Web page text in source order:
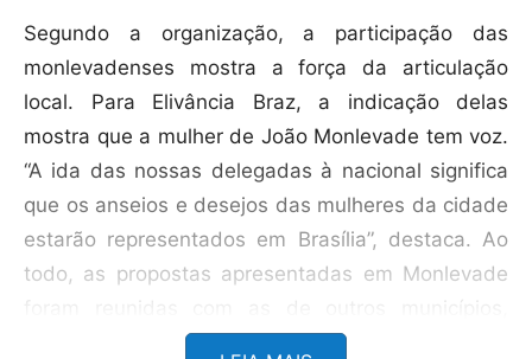
Segundo a organização, a participação das
monlevadenses mostra a força da articulação
local. Para Elivância Braz, a indicação delas
mostra que a mulher de João Monlevade tem voz.
“A ida das nossas delegadas à nacional significa
que os anseios e desejos das mulheres da cidade
estarão representados em Brasília”, destaca. Ao
todo, as propostas apresentadas em Monlevade
resultando em 24 propostas de nível federal, que